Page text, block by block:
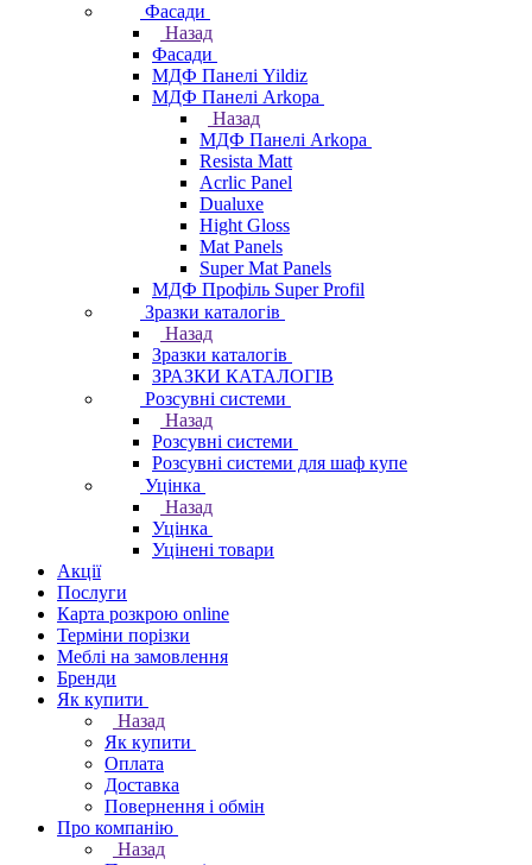
Фасади
Назад
Фасади
МДФ Панелі Yildiz
МДФ Панелі Arkopa
Назад
МДФ Панелі Arkopa
Resista Matt
Acrlic Panel
Dualuxe
Hight Gloss
Mat Panels
Super Mat Panels
МДФ Профіль Super Profil
Зразки каталогів
Назад
Зразки каталогів
ЗРАЗКИ КАТАЛОГІВ
Розсувні системи
Назад
Розсувні системи
Розсувні системи для шаф купе
Уцінка
Назад
Уцінка
Уцінені товари
Акції
Послуги
Карта розкрою online
Терміни порізки
Меблі на замовлення
Бренди
Як купити
Назад
Як купити
Оплата
Доставка
Повернення і обмін
Про компанію
Назад